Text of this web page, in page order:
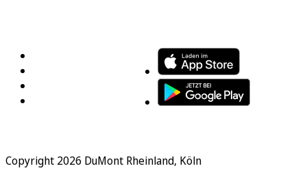
Copyright 2026 DuMont Rheinland, Köln